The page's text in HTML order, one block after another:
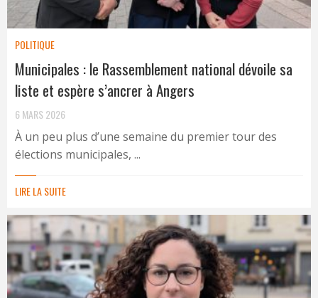
POLITIQUE
Municipales : le Rassemblement national dévoile sa
liste et espère s’ancrer à Angers
6 MARS 2026
À un peu plus d’une semaine du premier tour des
élections municipales, ...
LIRE LA SUITE